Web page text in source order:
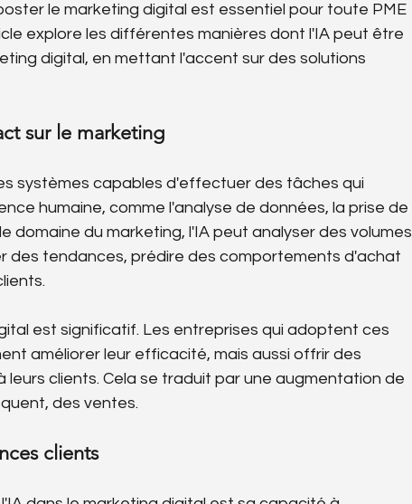
le marketing digital est essentiel pour toute PME
explore les différentes manières dont l'IA peut être
digital, en mettant l'accent sur des solutions
sur le marketing
systèmes capables d'effectuer des tâches qui
humaine, comme l'analyse de données, la prise de
domaine du marketing, l'IA peut analyser des volumes
des tendances, prédire des comportements d'achat
est significatif. Les entreprises qui adoptent ces
améliorer leur efficacité, mais aussi offrir des
leurs clients. Cela se traduit par une augmentation de
des ventes.
clients